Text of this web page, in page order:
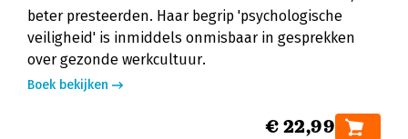
beter presteerden. Haar begrip 'psychologische
veiligheid' is inmiddels onmisbaar in gesprekken
over gezonde werkcultuur.
Boek bekijken
€ 22,99